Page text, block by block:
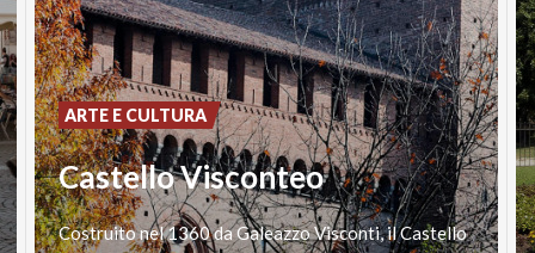
Castello Visconteo
Costruito nel 1360 da Galeazzo Visconti, il Castello
ARTE E CULTURA